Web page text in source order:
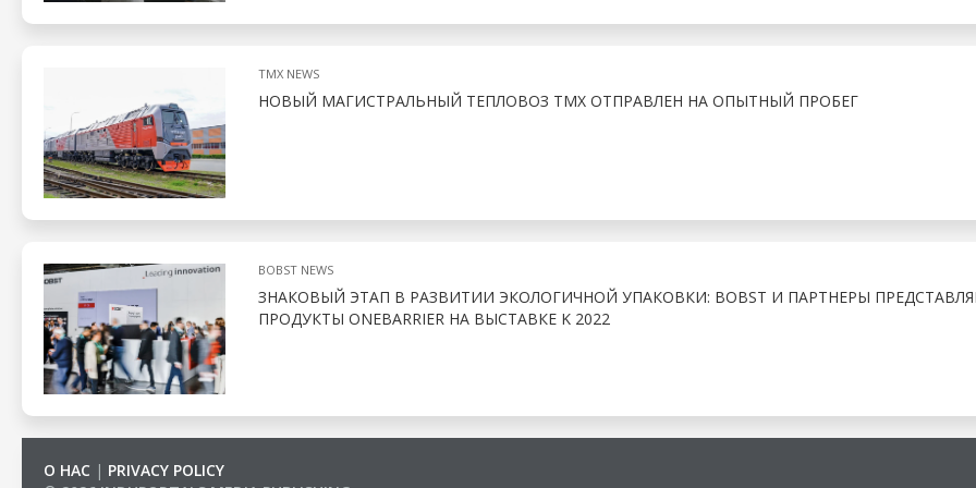
TMX NEWS
НОВЫЙ МАГИСТРАЛЬНЫЙ ТЕПЛОВОЗ ТМХ ОТПРАВЛЕН НА ОПЫТНЫЙ ПРОБЕГ
BOBST NEWS
ЗНАКОВЫЙ ЭТАП В РАЗВИТИИ ЭКОЛОГИЧНОЙ УПАКОВКИ: BOBST И ПАРТНЕРЫ
ПРОДУКТЫ ONEBARRIER НА ВЫСТАВКЕ K 2022
О НАС | PRIVACY POLICY